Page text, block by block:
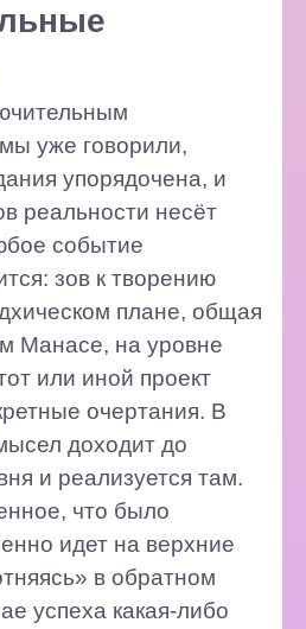
уже говорили,
упорядочена, и
реальности несёт
событие
зов к творению
плане, общая
Манасе, на уровне
или иной проект
очертания. В
доходит до
и реализуется там.
что было
идет на верхние
в обратном
успеха какая-либо